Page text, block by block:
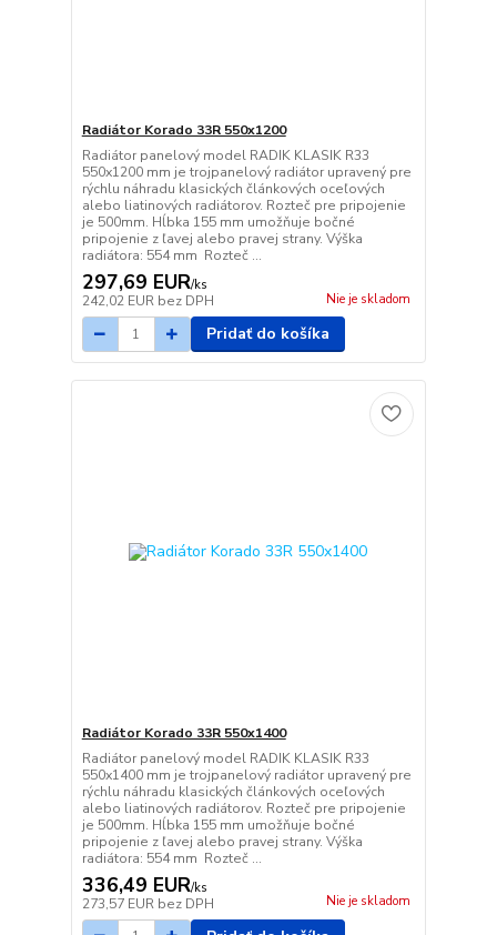
Radiátor Korado 33R 550x1200
Radiátor panelový model RADIK KLASIK R33
550x1200 mm je trojpanelový radiátor upravený pre
rýchlu náhradu klasických článkových oceľových
alebo liatinových radiátorov. Rozteč pre pripojenie
je 500mm. Hĺbka 155 mm umožňuje bočné
pripojenie z ľavej alebo pravej strany. Výška
radiátora: 554 mm Rozteč ...
297,69 EUR/ks
242,02 EUR bez DPH Nie je skladom
Pridať do košíka
Radiátor Korado 33R 550x1400
Radiátor panelový model RADIK KLASIK R33
550x1400 mm je trojpanelový radiátor upravený pre
rýchlu náhradu klasických článkových oceľových
alebo liatinových radiátorov. Rozteč pre pripojenie
je 500mm. Hĺbka 155 mm umožňuje bočné
pripojenie z ľavej alebo pravej strany. Výška
radiátora: 554 mm Rozteč ...
336,49 EUR/ks
273,57 EUR bez DPH Nie je skladom